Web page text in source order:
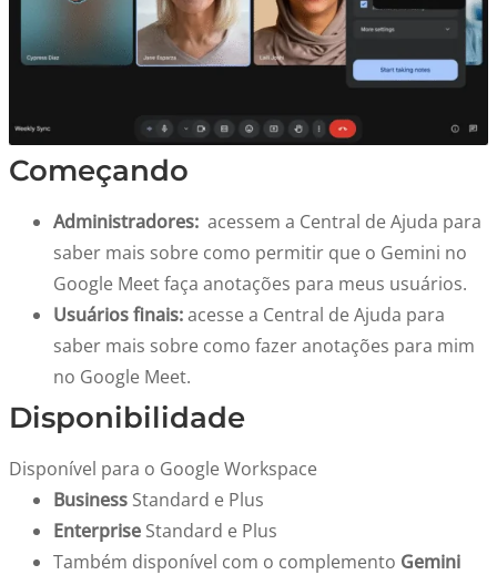
Começando
Administradores: acessem a Central de Ajuda para
saber mais sobre como permitir que o Gemini no
Google Meet faça anotações para meus usuários.
Usuários finais:acesse a Central de Ajuda para
saber mais sobre como fazer anotações para mim
no Google Meet.
Disponibilidade
Disponível para o Google Workspace
Business Standard e Plus
Enterprise Standard e Plus
Também disponível com o complemento Gemini